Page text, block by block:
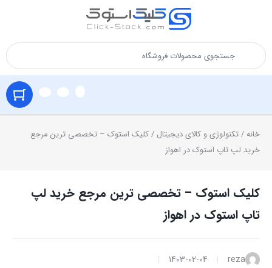
خانه/تکنولوژی و کالای دیجیتال / کلیک استوک – تخصصی ترین مرجع
خرید لپ تاپ استوک در اهواز
کلیک استوک – تخصصی ترین مرجع خرید لپ
تاپ استوک در اهواز
reza
1403-02-04